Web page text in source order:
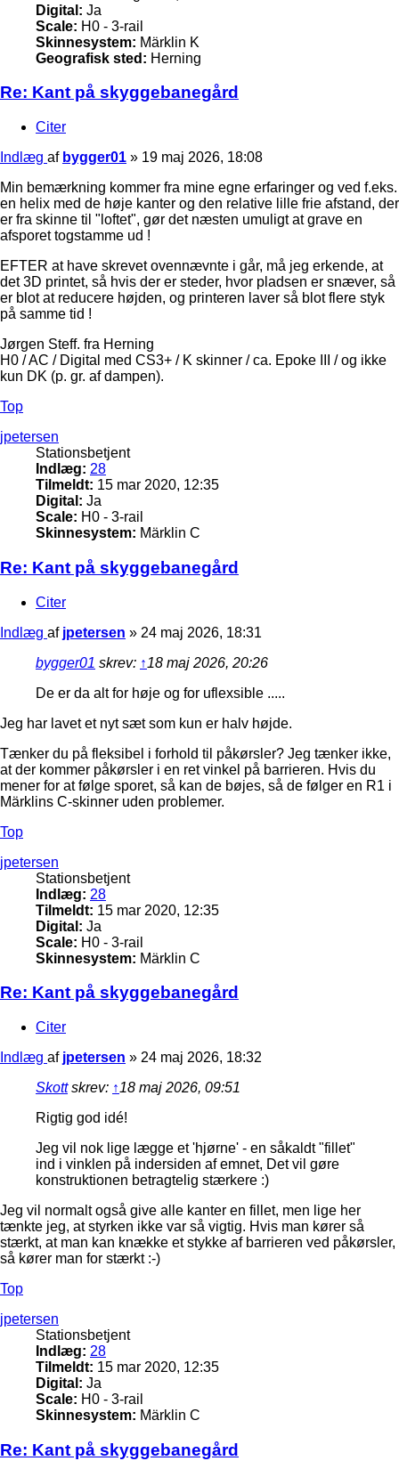
Digital: Ja
Scale: H0 - 3-rail
Skinnesystem: Märklin K
Geografisk sted: Herning
Re: Kant på skyggebanegård
Citer
Indlæg af bygger01 » 19 maj 2026, 18:08
Min bemærkning kommer fra mine egne erfaringer og ved f.eks.
en helix med de høje kanter og den relative lille frie afstand, der
er fra skinne til "loftet", gør det næsten umuligt at grave en
afsporet togstamme ud !
EFTER at have skrevet ovennævnte i går, må jeg erkende, at
det 3D printet, så hvis der er steder, hvor pladsen er snæver, så
er blot at reducere højden, og printeren laver så blot flere styk
på samme tid !
Jørgen Steff. fra Herning
H0 / AC / Digital med CS3+ / K skinner / ca. Epoke III / og ikke
kun DK (p. gr. af dampen).
Top
jpetersen
Stationsbetjent
Indlæg: 28
Tilmeldt: 15 mar 2020, 12:35
Digital: Ja
Scale: H0 - 3-rail
Skinnesystem: Märklin C
Re: Kant på skyggebanegård
Citer
Indlæg af jpetersen » 24 maj 2026, 18:31
bygger01 skrev: ↑18 maj 2026, 20:26
De er da alt for høje og for uflexsible .....
Jeg har lavet et nyt sæt som kun er halv højde.
Tænker du på fleksibel i forhold til påkørsler? Jeg tænker ikke,
at der kommer påkørsler i en ret vinkel på barrieren. Hvis du
mener for at følge sporet, så kan de bøjes, så de følger en R1 i
Märklins C-skinner uden problemer.
Top
jpetersen
Stationsbetjent
Indlæg: 28
Tilmeldt: 15 mar 2020, 12:35
Digital: Ja
Scale: H0 - 3-rail
Skinnesystem: Märklin C
Re: Kant på skyggebanegård
Citer
Indlæg af jpetersen » 24 maj 2026, 18:32
Skottskrev: ↑18 maj 2026, 09:51
Rigtig god idé!
Jeg vil nok lige lægge et 'hjørne' - en såkaldt "fillet"
ind i vinklen på indersiden af emnet, Det vil gøre
konstruktionen betragtelig stærkere :)
Jeg vil normalt også give alle kanter en fillet, men lige her
tænkte jeg, at styrken ikke var så vigtig. Hvis man kører så
stærkt, at man kan knække et stykke af barrieren ved påkørsler,
så kører man for stærkt :-)
Top
jpetersen
Stationsbetjent
Indlæg: 28
Tilmeldt: 15 mar 2020, 12:35
Digital: Ja
Scale: H0 - 3-rail
Skinnesystem: Märklin C
Re: Kant på skyggebanegård